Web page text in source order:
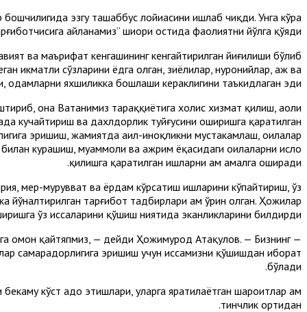
эзгу ташаббус лойиҳасини ишлаб чиқди. Унга кўра
айланамиз” шиори остида фаолиятни йўлга қўяди.
ва маърифат кенгашининг кенгайтирилган йиғилиши бўлиб
ҳикматли сўзларини ёдга олган, зиёлилар, нуронийлар, ҳаж ва
яхшиликка бошлаши кераклигини таъкидлаган эди.
она Ватанимиз тараққиётига холис хизмат қилиш, аҳоли
кучайтириш ва дахлдорлик туйғусини оширишга қаратилган
эришиш, жамиятда аҳил-иноқликни мустаҳкамлаш, оилалар
курашиш, муаммоли ва ажрим ёқасидаги оилаларни ислоҳ
қилишга қаратилган ишларни ҳам амалга оширади.
меҳр-мурувват ва ёрдам кўрсатиш ишларини кўпайтириш, ўз
тарғибот тадбирлари ҳам ўрин олган. Ҳожилар
ўз ҳиссаларини қўшиш ниятида эканликларини билдирди.
омон қайтяпмиз, — дейди Ҳожимурод Атақулов. — Бизнинг
самарадорлигига эришиш учун ҳиссамизни қўшишдан иборат
бўлади.
кўст адо этишлари, уларга яратилаётган шароитлар ҳам
тинчлик ортидан.